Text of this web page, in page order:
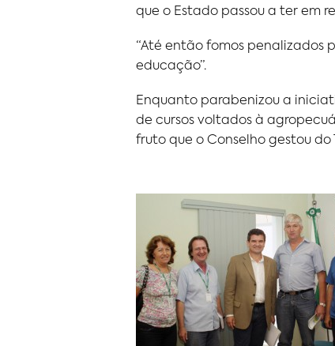
que o Estado passou a ter em
“Até então fomos penalizados
educação”.
Enquanto parabenizou a
de cursos voltados à
fruto que o Conselho gestou